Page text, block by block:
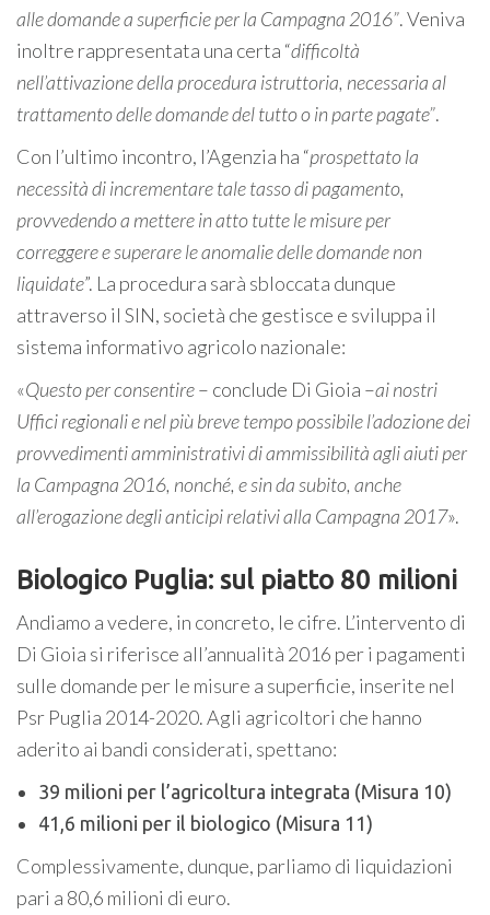
alle domande a superficie per la Campagna 2016”. Veniva
inoltre rappresentata una certa “difficoltà
nell’attivazione della procedura istruttoria, necessaria al
trattamento delle domande del tutto o in parte pagate”.
Con l’ultimo incontro, l’Agenzia ha “prospettato la
necessità di incrementare tale tasso di pagamento,
provvedendo a mettere in atto tutte le misure per
correggere e superare le anomalie delle domande non
liquidate”. La procedura sarà sbloccata dunque
attraverso il SIN, società che gestisce e sviluppa il
sistema informativo agricolo nazionale:
«Questo per consentire– conclude Di Gioia –ai nostri
Uffici regionali e nel più breve tempo possibile l’adozione dei
provvedimenti amministrativi di ammissibilità agli aiuti per
la Campagna 2016, nonché, e sin da subito, anche
all’erogazione degli anticipi relativi alla Campagna 2017».
Biologico Puglia: sul piatto 80 milioni
Andiamo a vedere, in concreto, le cifre. L’intervento di
Di Gioia si riferisce all’annualità 2016 per i pagamenti
sulle domande per le misure a superficie, inserite nel
Psr Puglia 2014-2020. Agli agricoltori che hanno
aderito ai bandi considerati, spettano:
39 milioni per l’agricoltura integrata (Misura 10)
41,6 milioni per il biologico (Misura 11)
Complessivamente, dunque, parliamo di liquidazioni
pari a 80,6 milioni di euro.